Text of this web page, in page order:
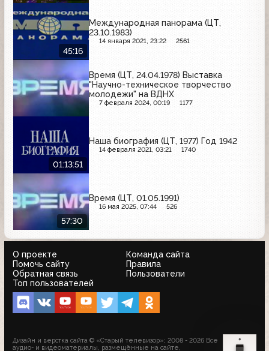
45:16
Международная панорама (ЦТ,
23.10.1983)
14 января 2021, 23:22 2561
Время (ЦТ, 24.04.1978) Выставка
"Научно-техническое творчество
молодежи" на ВДНХ
7 февраля 2024, 00:19 1177
01:13:51
Наша биография (ЦТ, 1977) Год 1942
14 февраля 2021, 03:21 1740
57:30
Время (ЦТ, 01.05.1991)
16 мая 2025, 07:44 526
О проекте
Команда сайта
Помочь сайту
Правила
Обратная связь
Пользователи
Топ пользователей
Дизайн и верстка сайта © «Старый телевизор»; 2008 - 2026 Все
аудио- и видеоматериалы, размещённые на сайте,